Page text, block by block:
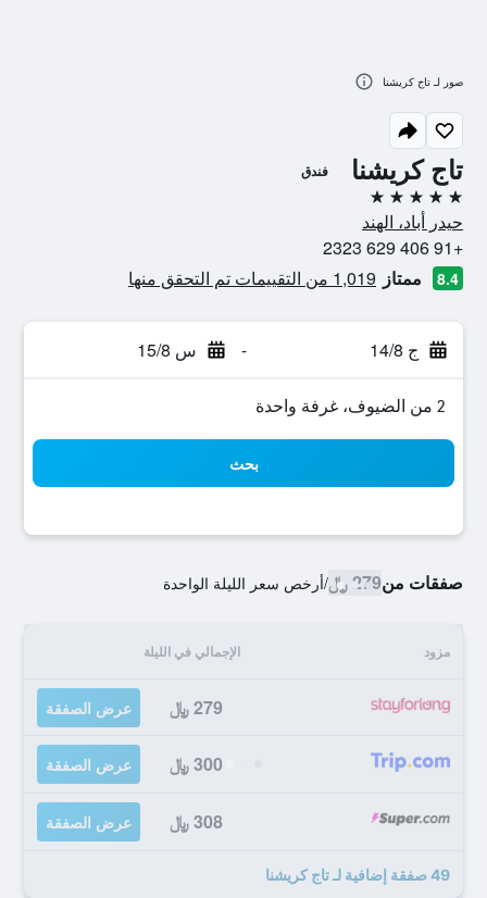
تاج كريشنا فندق
5 نجوم
حيدر أباد، الهند
+91 406 629 2323
8.4 ممتاز 1,019 من التقييمات تم التحقق منها
ج 14/8 - س 15/8
2 من الضيوف، غرفة واحدة
بحث
صفقات من279 ﷼ /أرخص سعر الليلة الواحدة
مزود الإجمالي في الليلة
279 ﷼ عرض الصفقة
300 ﷼ عرض الصفقة
308 ﷼ عرض الصفقة
49 صفقة إضافية لـ تاج كريشنا
صور لـ تاج كريشنا